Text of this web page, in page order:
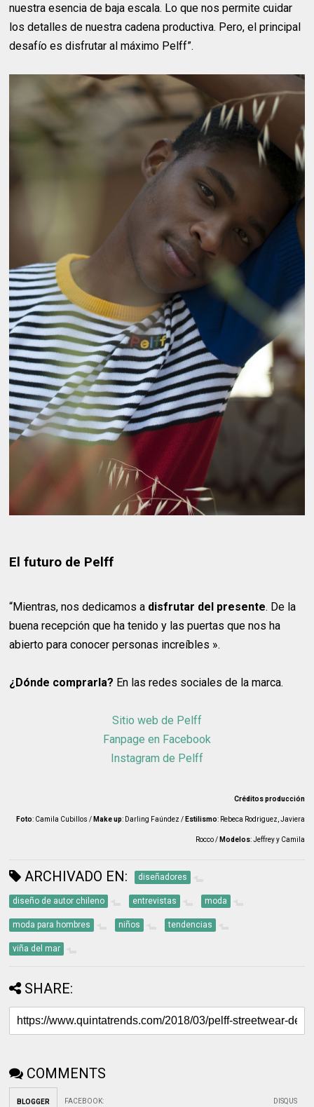
nuestra esencia de baja escala. Lo que nos permite cuidar
los detalles de nuestra cadena productiva. Pero, el principal
desafío es disfrutar al máximo Pelff”.
El futuro de Pelff
“Mientras, nos dedicamos a disfrutar del presente. De la
buena recepción que ha tenido y las puertas que nos ha
abierto para conocer personas increíbles ».
¿Dónde comprarla? En las redes sociales de la marca.
Sitio web de Pelff
Fanpage en Facebook
Instagram de Pelff
Créditos producción
Foto: Camila Cubillos / Make up: Darling Faúndez / Estilismo: Rebeca Rodriguez, Javiera
Rocco / Modelos: Jeffrey y Camila
ARCHIVADO EN: diseñadores
diseño de autor chileno entrevistas moda
moda para hombres niños tendencias
viña del mar
SHARE:
COMMENTS
BLOGGER FACEBOOK: DISQUS